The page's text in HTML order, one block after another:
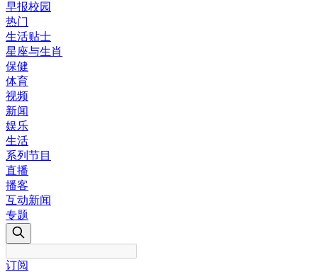
早报校园
热门
生活贴士
星座与生肖
保健
体育
视频
新闻
娱乐
生活
系列节目
直播
播客
互动新闻
专题
订阅